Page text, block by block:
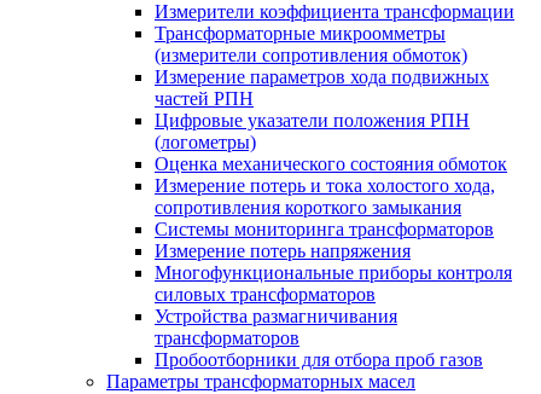
Измерители коэффициента трансформации
Трансформаторные микроомметры
(измерители сопротивления обмоток)
Измерение параметров хода подвижных
частей РПН
Цифровые указатели положения РПН
(логометры)
Оценка механического состояния обмоток
Измерение потерь и тока холостого хода,
сопротивления короткого замыкания
Системы мониторинга трансформаторов
Измерение потерь напряжения
Многофункциональные приборы контроля
силовых трансформаторов
Устройства размагничивания
трансформаторов
Пробоотборники для отбора проб газов
Параметры трансформаторных масел